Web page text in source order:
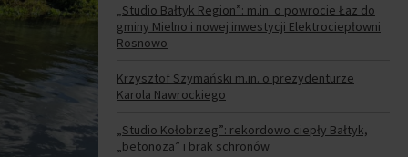
„Studio Bałtyk Region”: m.in. o powrocie Łaz do
gminy Mielno i nowej inwestycji Elektrociepłowni
Rosnowo
Krzysztof Szymański m.in. o prezydenturze
Karola Nawrockiego
„Studio Kołobrzeg”: rekordowo ciepły Bałtyk,
„betonoza” i brak schronów